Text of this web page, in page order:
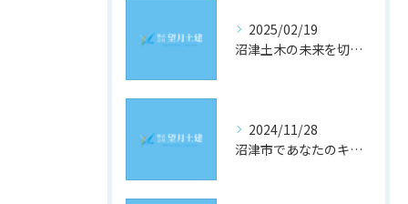
2025/02/19
沼津土木の未来を切り開く！静岡県沼津市での求人情報と採用のヒント
2024/11/28
沼津市であなたのキャリアを築く！土木業界の最新求人情報をチェック